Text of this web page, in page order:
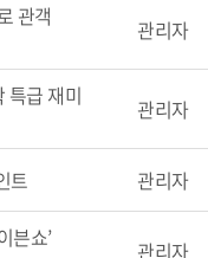
관객
관리자
특급 재미
관리자
트 관리자
븐쇼’
관리자